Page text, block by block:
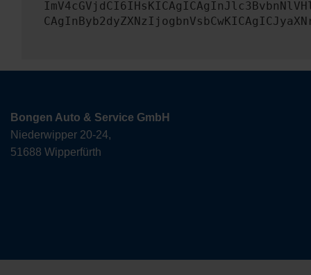
Bongen Auto & Service GmbH
Niederwipper 20-24,
51688 Wipperfürth